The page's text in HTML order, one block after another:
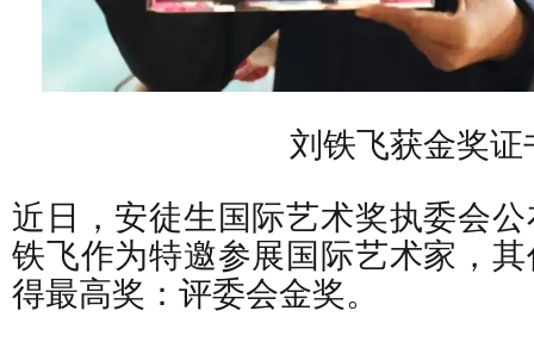
刘铁飞获金奖证
近日，安徒生国际艺术奖执委会
铁飞作为特邀参展国际艺术家，
得最高奖：评委会金奖。